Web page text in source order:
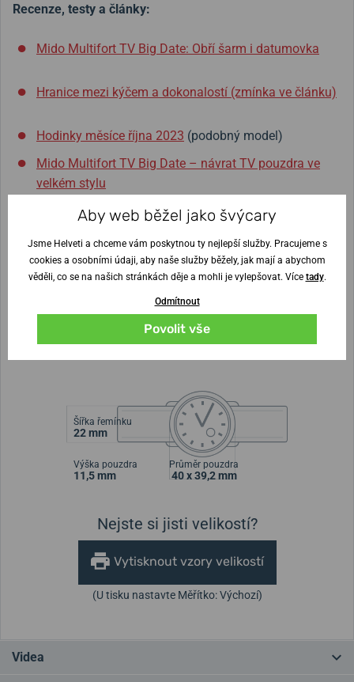
Recenze, testy a články:
Mido Multifort TV Big Date: Obří šarm i datumovka
Hranice mezi kýčem a dokonalostí (zmínka ve článku)
Hodinky měsíce října 2023 (podobný model)
Mido Multifort TV Big Date – návrat TV pouzdra ve
velkém stylu
Jaké hodinky by měl nosit švédský architekt? Mido TV!
Hodinky pod mikroskopem:
Mido Multifort TV Big Date
Šířka řemínku
22 mm
Výška pouzdra
11,5 mm
Průměr pouzdra
40 x 39,2 mm
Nejste si jisti velikostí?
Vytisknout vzory velikostí
(U tisku nastavte Měřítko: Výchozí)
Videa
Aby web běžel jako švýcary
Jsme Helveti a chceme vám poskytnou ty nejlepší služby. Pracujeme s
cookies a osobními údaji, aby naše služby běžely, jak mají a abychom
věděli, co se na našich stránkách děje a mohli je vylepšovat. Více tady.
Odmítnout
Povolit vše